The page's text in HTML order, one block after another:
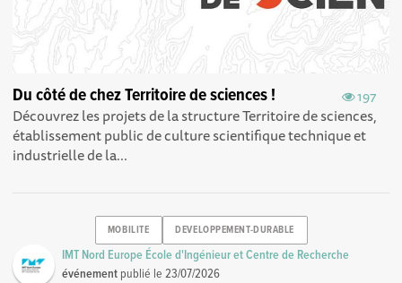
197
Du côté de chez Territoire de sciences !
Découvrez les projets de la structure Territoire de sciences,
établissement public de culture scientifique technique et
industrielle de la...
MOBILITE DEVELOPPEMENT-DURABLE
IMT Nord Europe École d'Ingénieur et Centre de Recherche
événement publié le23/07/2026